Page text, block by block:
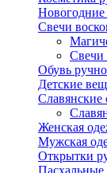
Свечи
Свечи
Обувь
Детские
Славянские
Женская
Мужская
Открытки
Пасхальные